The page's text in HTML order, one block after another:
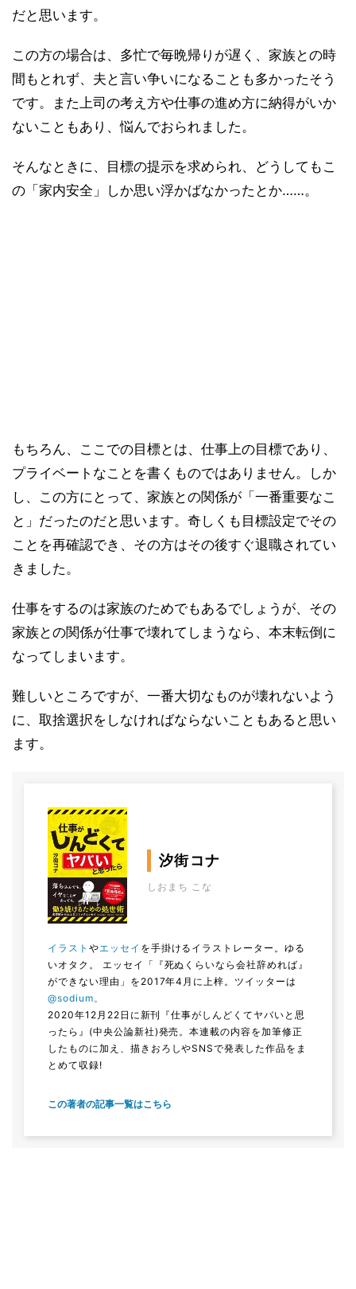
だと思います。
この方の場合は、多忙で毎晩帰りが遅く、家族との時
間もとれず、夫と言い争いになることも多かったそう
です。また上司の考え方や仕事の進め方に納得がいか
ないこともあり、悩んでおられました。
そんなときに、目標の提示を求められ、どうしてもこ
の「家内安全」しか思い浮かばなかったとか……。
もちろん、ここでの目標とは、仕事上の目標であり、
プライベートなことを書くものではありません。しか
し、この方にとって、家族との関係が「一番重要なこ
と」だったのだと思います。奇しくも目標設定でその
ことを再確認でき、その方はその後すぐ退職されてい
きました。
仕事をするのは家族のためでもあるでしょうが、その
家族との関係が仕事で壊れてしまうなら、本末転倒に
なってしまいます。
難しいところですが、一番大切なものが壊れないよう
に、取捨選択をしなければならないこともあると思い
ます。
汐街コナ
しおまち こな
イラスト やエッセイ を手掛けるイラストレーター。ゆる
いオタク。 エッセイ「『死ぬくらいなら会社辞めれば』
ができない理由」を2017年4月に上梓。ツイッターは
@sodium。
2020年12月22日に新刊『仕事がしんどくてヤバいと思
ったら』(中央公論新社)発売。本連載の内容を加筆修正
したものに加え、描きおろしやSNSで発表した作品をま
とめて収録!
この著者の記事一覧はこちら